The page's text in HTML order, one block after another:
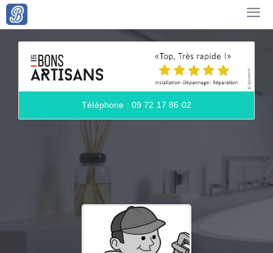
Téléphone : 09 72 17 86 02